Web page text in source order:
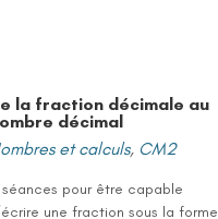
la fraction décimale au
décimal
et calculs, CM2
pour être capable
une fraction sous la forme